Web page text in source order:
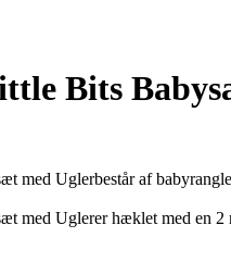
Bits
med Uglerbestår af
med Uglerer hæklet med en 2